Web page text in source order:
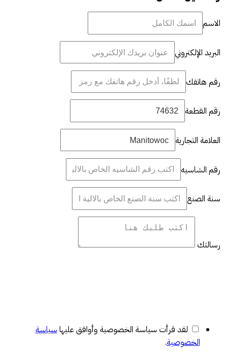
الاسم
البريد الإلكتروني
رقم هاتفك
رقم القطعة
العلامة التجارية
رقم الشاسيه
سنة الصنع
رسالتك
لقد قرأت سياسة الخصوصية وأوافق عليها سياسة
الخصوصية.